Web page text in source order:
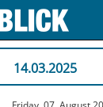
14.03.2025